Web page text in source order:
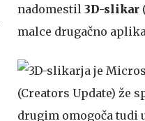
nadomestil 3D-slikar
malce drugačno